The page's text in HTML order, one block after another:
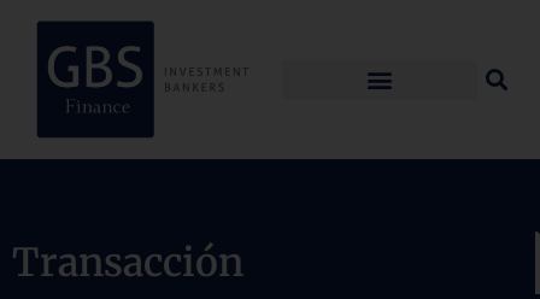
Transacción